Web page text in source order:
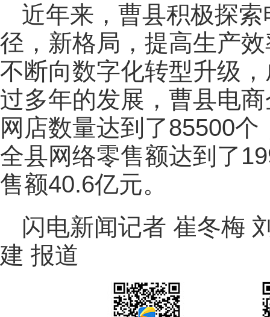
近年来，曹县积极探
径，新格局，提高生产
不断向数字化转型升级
过多年的发展，曹县电
网店数量达到了85500
全县网络零售额达到了
售额40.6亿元。
闪电新闻记者 崔冬梅
建 报道